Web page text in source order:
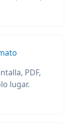
PDF,
lugar.